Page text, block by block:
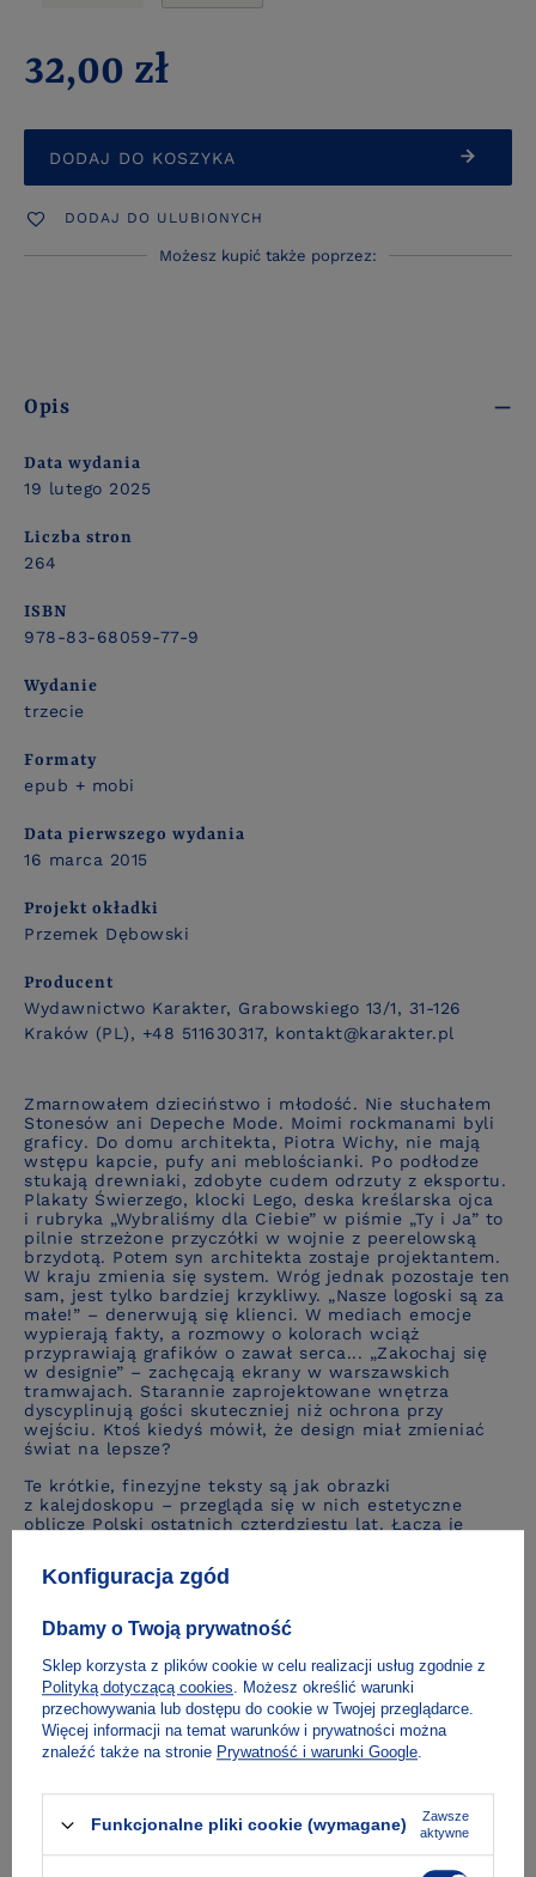
32,00 zł
DODAJ DO KOSZYKA
DODAJ DO ULUBIONYCH
Możesz kupić także poprzez:
Opis
Data wydania
19 lutego 2025
Liczba stron
264
ISBN
978-83-68059-77-9
Wydanie
trzecie
Formaty
epub + mobi
Data pierwszego wydania
16 marca 2015
Projekt okładki
Przemek Dębowski
Producent
Wydawnictwo Karakter, Grabowskiego 13/1, 31-126
Kraków (PL), +48 511630317, kontakt@karakter.pl
Zmarnowałem dzieciństwo i młodość. Nie słuchałem
Stonesów ani Depeche Mode. Moimi rockmanami byli
graficy. Do domu architekta, Piotra Wichy, nie mają
wstępu kapcie, pufy ani meblościanki. Po podłodze
stukają drewniaki, zdobyte cudem odrzuty z eksportu.
Plakaty Świerzego, klocki Lego, deska kreślarska ojca
i rubryka „Wybraliśmy dla Ciebie” w piśmie „Ty i Ja” to
pilnie strzeżone przyczółki w wojnie z peerelowską
brzydotą. Potem syn architekta zostaje projektantem.
W kraju zmienia się system. Wróg jednak pozostaje ten
sam, jest tylko bardziej krzykliwy. „Nasze logoski są za
małe!” – denerwują się klienci. W mediach emocje
wypierają fakty, a rozmowy o kolorach wciąż
przyprawiają grafików o zawał serca... „Zakochaj się
w designie” – zachęcają ekrany w warszawskich
tramwajach. Starannie zaprojektowane wnętrza
dyscyplinują gości skuteczniej niż ochrona przy
wejściu. Ktoś kiedyś mówił, że design miał zmieniać
świat na lepsze?
Te krótkie, finezyjne teksty są jak obrazki
z kalejdoskopu – przegląda się w nich estetyczne
oblicze Polski ostatnich czterdziestu lat. Łączą je
niewinny, jak by się mogło zdawać. Ale że choć
przestaje ono być fantastycznym zajęciem.
O autorze
Konfiguracja zgód
Dbamy o Twoją prywatność
Sklep korzysta z plików cookie w celu realizacji usług zgodnie z
Polityką dotyczącą cookies. Możesz określić warunki
przechowywania lub dostępu do cookie w Twojej przeglądarce.
Więcej informacji na temat warunków i prywatności można
znaleźć także na stronie Prywatność i warunki Google.
Funkcjonalne pliki cookie (wymagane)
Zawsze
aktywne